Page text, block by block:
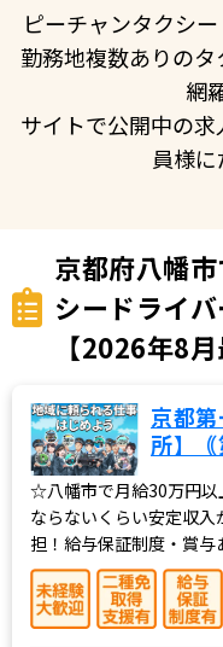
ピーチャンタクシ
勤務地複数ありの
網
サイトで公開中の
員様に
京都府八幡
シードライ
【2026年8月
京都
所】｟
☆八幡市で月給30万円以
ならないくらい安定収
担！給与保証制度・賞与